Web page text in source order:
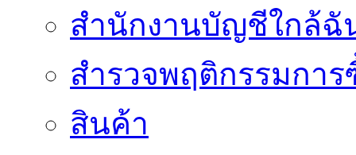
สำนักงานบัญชีใกล้ฉั
สำรวจพฤติกรรมการ
สินค้า